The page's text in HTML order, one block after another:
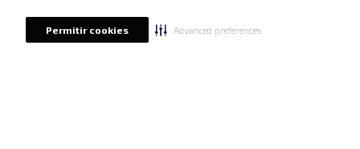
Permitir cookies Advanced preferences